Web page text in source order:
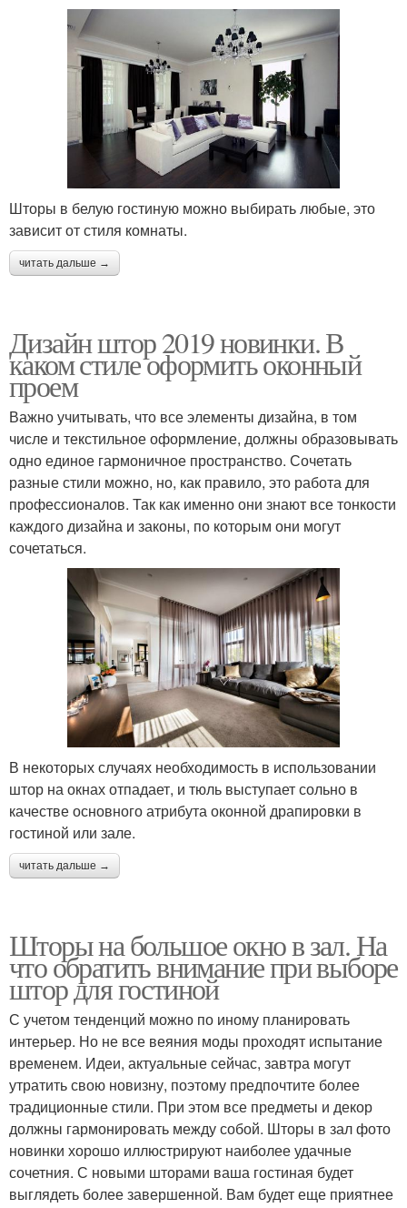
Шторы в белую гостиную можно выбирать любые, это
зависит от стиля комнаты.
читать дальше →
Дизайн штор 2019 новинки. В
каком стиле оформить оконный
проем
Важно учитывать, что все элементы дизайна, в том
числе и текстильное оформление, должны образовывать
одно единое гармоничное пространство. Сочетать
разные стили можно, но, как правило, это работа для
профессионалов. Так как именно они знают все тонкости
каждого дизайна и законы, по которым они могут
сочетаться.
В некоторых случаях необходимость в использовании
штор на окнах отпадает, и тюль выступает сольно в
качестве основного атрибута оконной драпировки в
гостиной или зале.
читать дальше →
Шторы на большое окно в зал. На
что обратить внимание при выборе
штор для гостиной
С учетом тенденций можно по иному планировать
интерьер. Но не все веяния моды проходят испытание
временем. Идеи, актуальные сейчас, завтра могут
утратить свою новизну, поэтому предпочтите более
традиционные стили. При этом все предметы и декор
должны гармонировать между собой. Шторы в зал фото
новинки хорошо иллюстрируют наиболее удачные
сочетния. С новыми шторами ваша гостиная будет
выглядеть более завершенной. Вам будет еще приятнее